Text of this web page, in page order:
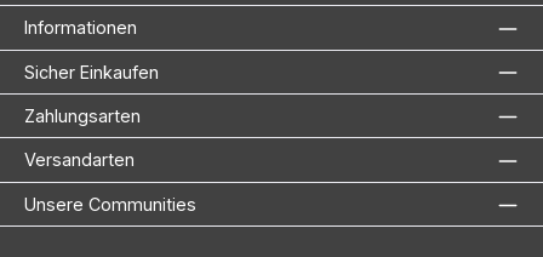
Informationen
Sicher Einkaufen
Zahlungsarten
Versandarten
Unsere Communities